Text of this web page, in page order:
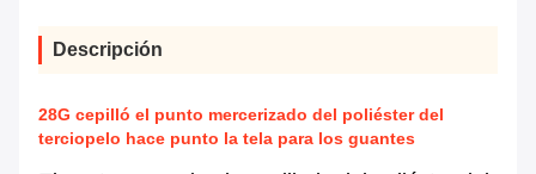
Descripción
28G cepilló el punto mercerizado del poliéster del
terciopelo hace punto la tela para los guantes